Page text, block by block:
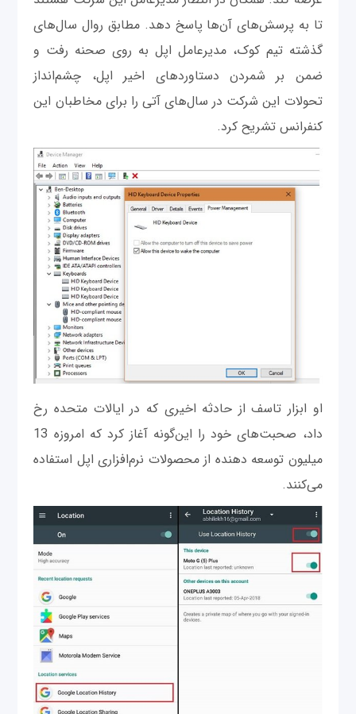
تا به پرسش‌های آن‌ها پاسخ دهد. مطابق روال سال‌های
گذشته تیم کوک، مدیرعامل اپل به روی صحنه رفت و
ضمن بر شمردن دستاوردهای اخیر اپل، چشم‌انداز
تحولات این شرکت در سال‌های آتی را برای مخاطبان این
کنفرانس تشریح کرد.
او ابزار تاسف از حادثه اخیری که در ایالات متحده رخ
داد، صحبت‌های خود را این‌گونه آغاز کرد که امروزه 13
میلیون توسعه دهنده از محصولات نرم‌افزاری اپل استفاده
می‌کنند.